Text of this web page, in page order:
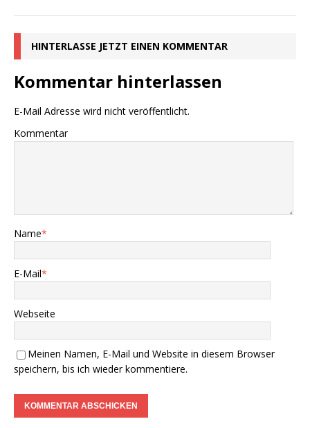
HINTERLASSE JETZT EINEN KOMMENTAR
Kommentar hinterlassen
E-Mail Adresse wird nicht veröffentlicht.
Kommentar
Name*
E-Mail*
Webseite
Meinen Namen, E-Mail und Website in diesem Browser
speichern, bis ich wieder kommentiere.